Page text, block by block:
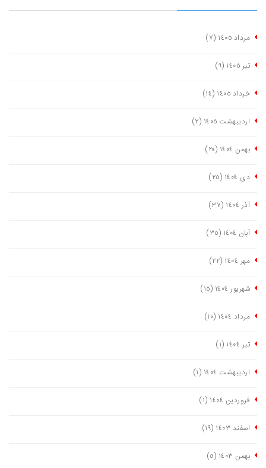
مرداد ١٤٠٥ (٧)
تیر ١٤٠٥ (٩)
خرداد ١٤٠٥ (١٤)
اردیبهشت ١٤٠٥ (٢)
بهمن ١٤٠٤ (٢٠)
دی ١٤٠٤ (٢٥)
آذر ١٤٠٤ (٣٧)
آبان ١٤٠٤ (٣٥)
مهر ١٤٠٤ (٢٢)
شهریور ١٤٠٤ (١٥)
مرداد ١٤٠٤ (١٠)
تیر ١٤٠٤ (١)
اردیبهشت ١٤٠٤ (١)
فروردین ١٤٠٤ (١)
اسفند ١٤٠٣ (١٩)
بهمن ١٤٠٣ (٥)